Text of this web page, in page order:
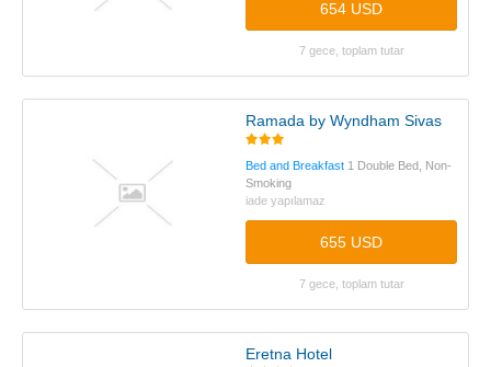
654 USD
7 gece, toplam tutar
Ramada by Wyndham Sivas
Bed and Breakfast 1 Double Bed, Non-
Smoking
iade yapılamaz
655 USD
7 gece, toplam tutar
Eretna Hotel